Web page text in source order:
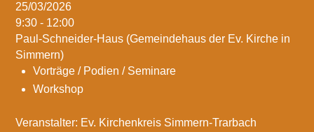
25/03/2026
9:30 - 12:00
Paul-Schneider-Haus (Gemeindehaus der Ev. Kirche in
Simmern)
Vorträge / Podien / Seminare
Workshop
Veranstalter: Ev. Kirchenkreis Simmern-Trarbach